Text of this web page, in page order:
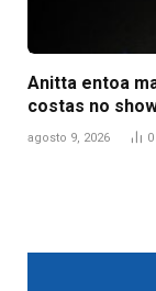
Anitta entoa
costas no
agosto 9, 2026 0